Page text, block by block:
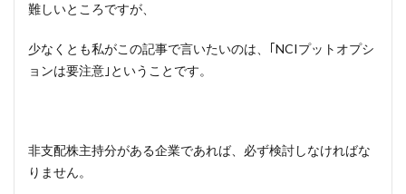
難しいところですが、
少なくとも私がこの記事で言いたいのは、｢NCIプットオプシ
ョンは要注意｣ということです。
非支配株主持分がある企業であれば、必ず検討しなければな
りません。